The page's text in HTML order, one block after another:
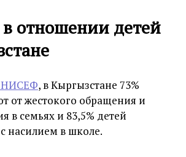
отношении детей
, в Кыргызстане 73%
от жестокого обращения и
в семьях и 83,5% детей
насилием в школе.